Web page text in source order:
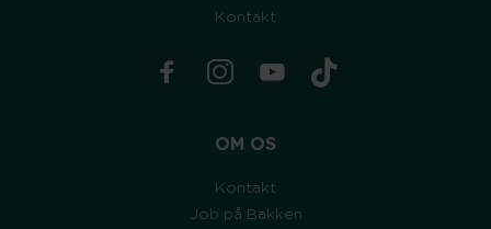
Kontakt
OM OS
Kontakt
Job på Bakken